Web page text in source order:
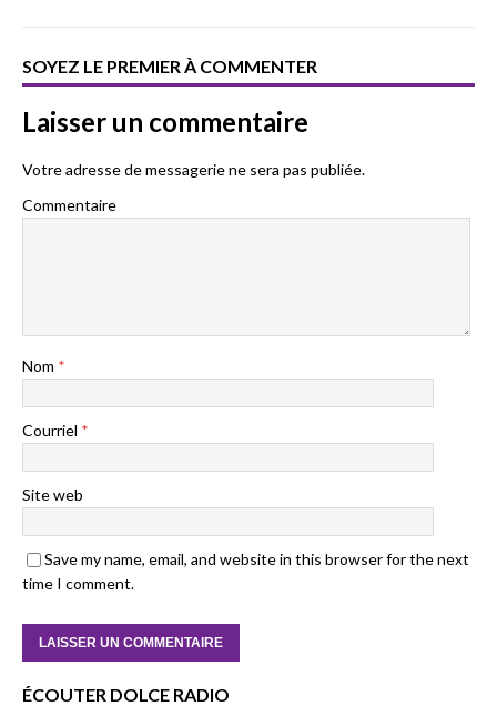
SOYEZ LE PREMIER À COMMENTER
Laisser un commentaire
Votre adresse de messagerie ne sera pas publiée.
Commentaire
Nom *
Courriel *
Site web
Save my name, email, and website in this browser for the next
time I comment.
ÉCOUTER DOLCE RADIO